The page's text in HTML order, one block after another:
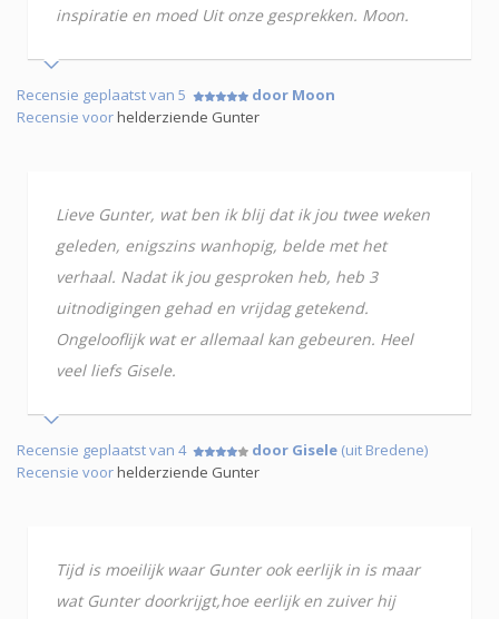
inspiratie en moed Uit onze gesprekken. Moon.
Recensie geplaatst van 5
door Moon
Recensie voorhelderziende Gunter
Lieve Gunter, wat ben ik blij dat ik jou twee weken
geleden, enigszins wanhopig, belde met het
verhaal. Nadat ik jou gesproken heb, heb 3
uitnodigingen gehad en vrijdag getekend.
Ongelooflijk wat er allemaal kan gebeuren. Heel
veel liefs Gisele.
Recensie geplaatst van 4 door Gisele (uit Bredene)
Recensie voorhelderziende Gunter
Tijd is moeilijk waar Gunter ook eerlijk in is maar
wat Gunter doorkrijgt,hoe eerlijk en zuiver hij